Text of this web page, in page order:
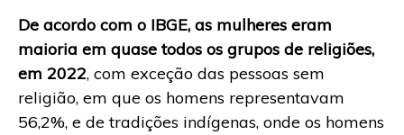
De acordo com o IBGE, as mulheres eram
maioria em quase todos os grupos de religiões,
em 2022, com exceção das pessoas sem
religião, em que os homens representavam
56,2%, e de tradições indígenas, onde os homens